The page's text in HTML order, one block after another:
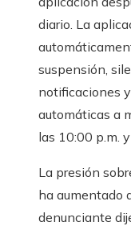
diario. La
suspensión,
notificaciones
automáticas a
las 10:00 p.m.
La presión
ha aumentado
denunciante